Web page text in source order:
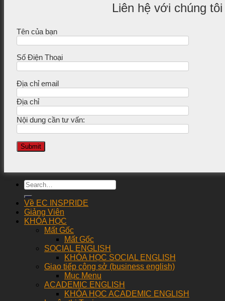
Liên hệ với chúng tôi
Tên của bạn
Số Điện Thoại
Địa chỉ email
Địa chỉ
Nội dung cần tư vấn:
Về EC INSPRIDE
Giảng Viên
KHÓA HỌC
Mất Gốc
Mất Gốc
SOCIAL ENGLISH
KHÓA HỌC SOCIAL ENGLISH
Giao tiếp công sở (business english)
Mục Menu
ACADEMIC ENGLISH
KHÓA HỌC ACADEMIC ENGLISH